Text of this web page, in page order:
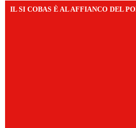
IL SI COBAS È AL AFFIANCO DEL